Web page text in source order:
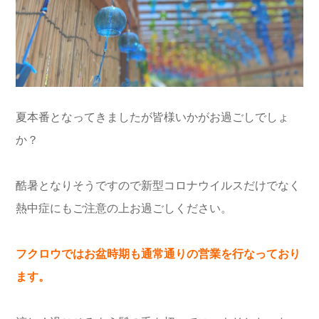
夏本番となってきましたが皆様いかがお過ごしでしょ
か？
酷暑となりそうですので新型コロナウイルスだけでなく
熱中症にもご注意の上お過ごしください。
フクロウではお盆時期も通常通りの営業を行なっており
ます。